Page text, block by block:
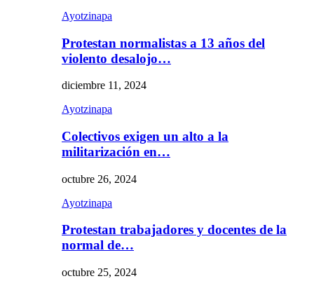
Ayotzinapa
Protestan normalistas a 13 años del
violento desalojo…
diciembre 11, 2024
Ayotzinapa
Colectivos exigen un alto a la
militarización en…
octubre 26, 2024
Ayotzinapa
Protestan trabajadores y docentes de la
normal de…
octubre 25, 2024